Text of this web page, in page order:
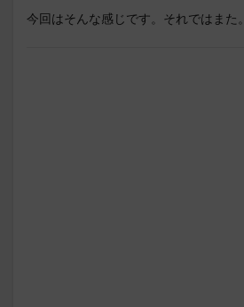
今回はそんな感じです。それではまた。